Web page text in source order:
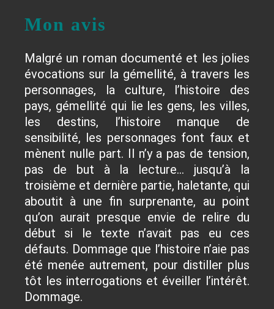
Mon avis
Malgré un roman documenté et les jolies
évocations sur la gémellité, à travers les
personnages, la culture, l’histoire des
pays, gémellité qui lie les gens, les villes,
les destins, l’histoire manque de
sensibilité, les personnages font faux et
mènent nulle part. Il n’y a pas de tension,
pas de but à la lecture… jusqu’à la
troisième et dernière partie, haletante, qui
aboutit à une fin surprenante, au point
qu’on aurait presque envie de relire du
début si le texte n’avait pas eu ces
défauts. Dommage que l’histoire n’aie pas
été menée autrement, pour distiller plus
tôt les interrogations et éveiller l’intérêt.
Dommage.